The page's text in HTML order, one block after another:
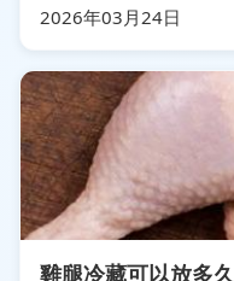
2026年03月24日
雞腿冷藏可以放多